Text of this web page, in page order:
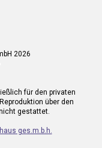
2026
für den privaten
über den
gestattet.
ges.m.b.h.